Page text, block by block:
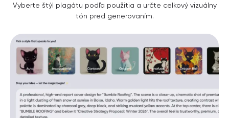
Vyberte štýl plagátu podľa použitia a určte celkový vizuálny
tón pred generovaním.